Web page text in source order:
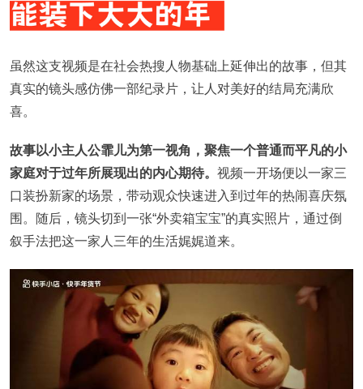
虽然这支视频是在社会热搜人物基础上延伸出的故事，但其
真实的镜头感仿佛一部纪录片，让人对美好的结局充满欣
喜。
故事以小主人公霏儿为第一视角，聚焦一个普通而平凡的小
家庭对于过年所展现出的内心期待。 视频一开场便以一家三
口装扮新家的场景，带动观众快速进入到过年的热闹喜庆氛
围。随后，镜头切到一张“外卖箱宝宝”的真实照片，通过倒
叙手法把这一家人三年的生活娓娓道来。